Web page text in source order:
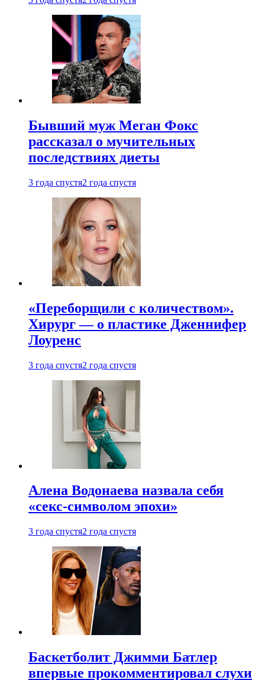
Бывший муж Меган Фокс
рассказал о мучительных
последствиях диеты
3 года спустя2 года спустя
«Переборщили с количеством».
Хирург — о пластике Дженнифер
Лоуренс
3 года спустя2 года спустя
Алена Водонаева назвала себя
«секс-символом эпохи»
3 года спустя2 года спустя
Баскетболит Джимми Батлер
впервые прокомментировал слухи